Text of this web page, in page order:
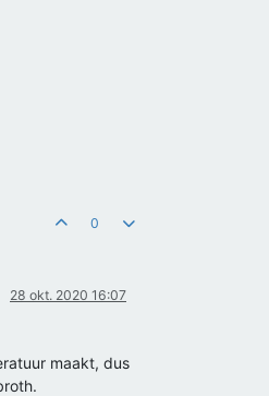
0
28 okt. 2020 16:07
maakt, dus